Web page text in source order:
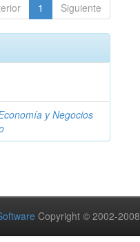
1 Siguiente
y Negocios
Copyright © 2002-2008